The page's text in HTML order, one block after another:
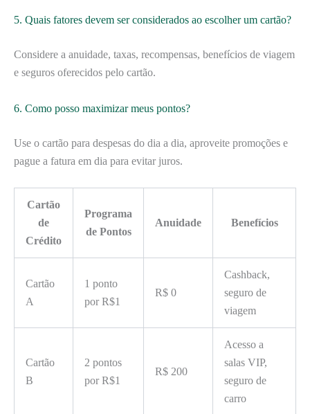
5. Quais fatores devem ser considerados ao escolher um cartão?
Considere a anuidade, taxas, recompensas, benefícios de viagem
e seguros oferecidos pelo cartão.
6. Como posso maximizar meus pontos?
Use o cartão para despesas do dia a dia, aproveite promoções e
pague a fatura em dia para evitar juros.
Cartão
de
Crédito
Programa
de Pontos
Anuidade Benefícios
Cartão
A
1 ponto
por R$1
R$ 0
Cashback,
seguro de
viagem
Cartão
B
2 pontos
por R$1
R$ 200
Acesso a
salas VIP,
seguro de
carro